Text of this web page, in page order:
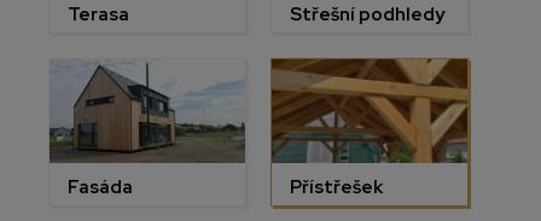
Terasa Střešní podhledy
Fasáda Přístřešek